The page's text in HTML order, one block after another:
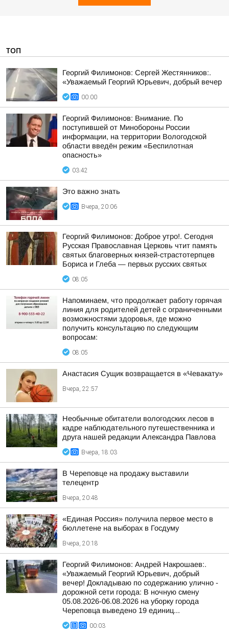
ТОП
Георгий Филимонов: Сергей Жестянников:.
«Уважаемый Георгий Юрьевич, добрый вечер
00:00
Георгий Филимонов: Внимание. По
поступившей от Минобороны России
информации, на территории Вологодской
области введён режим «Беспилотная
опасность»
03:42
Это важно знать
Вчера, 20:06
Георгий Филимонов: Доброе утро!. Сегодня
Русская Православная Церковь чтит память
святых благоверных князей-страстотерпцев
Бориса и Глеба — первых русских святых
08:05
Напоминаем, что продолжает работу горячая
линия для родителей детей с ограниченными
возможностями здоровья, где можно
получить консультацию по следующим
вопросам:
08:05
Анастасия Сущик возвращается в «Чевакату»
Вчера, 22:57
Необычные обитатели вологодских лесов в
кадре наблюдательного путешественника и
друга нашей редакции Александра Павлова
Вчера, 18:03
В Череповце на продажу выставили
телецентр
Вчера, 20:48
«Единая Россия» получила первое место в
бюллетене на выборах в Госдуму
Вчера, 20:18
Георгий Филимонов: Андрей Накрошаев:.
«Уважаемый Георгий Юрьевич, добрый
вечер! Докладываю по содержанию улично -
дорожной сети города: В ночную смену
05.08.2026-06.08.2026 на уборку города
Череповца выведено 19 единиц...
00:03